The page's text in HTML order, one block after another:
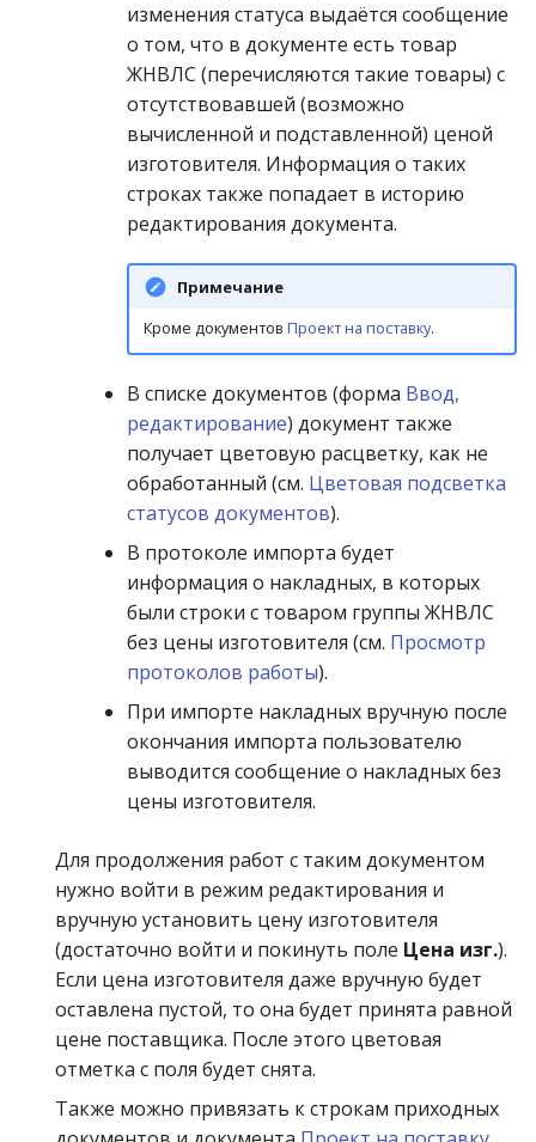
изменения статуса выдаётся сообщение
о том, что в документе есть товар
ЖНВЛС (перечисляются такие товары) с
отсутствовавшей (возможно
вычисленной и подставленной) ценой
изготовителя. Информация о таких
строках также попадает в историю
редактирования документа.
Примечание
Кроме документов Проект на поставку.
В списке документов (форма Ввод,
редактирование) документ также
получает цветовую расцветку, как не
обработанный (см. Цветовая подсветка
статусов документов).
В протоколе импорта будет
информация о накладных, в которых
были строки с товаром группы ЖНВЛС
без цены изготовителя (см. Просмотр
протоколов работы).
При импорте накладных вручную после
окончания импорта пользователю
выводится сообщение о накладных без
цены изготовителя.
Для продолжения работ с таким документом
нужно войти в режим редактирования и
вручную установить цену изготовителя
(достаточно войти и покинуть поле Цена изг.).
Если цена изготовителя даже вручную будет
оставлена пустой, то она будет принята равной
цене поставщика. После этого цветовая
отметка с поля будет снята.
Также можно привязать к строкам приходных